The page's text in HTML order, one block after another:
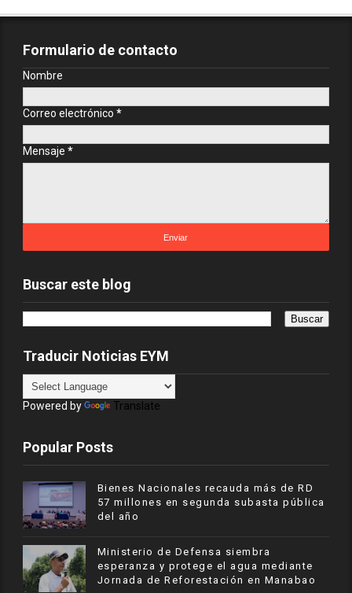
Formulario de contacto
Nombre
Correo electrónico *
Mensaje *
Buscar este blog
Traducir Noticias EYM
Powered by Translate
Popular Posts
Bienes Nacionales recauda más de RD
57 millones en segunda subasta pública
del año
Ministerio de Defensa siembra
esperanza y protege el agua mediante
Jornada de Reforestación en Manabao